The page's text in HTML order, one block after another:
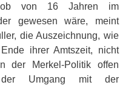
von 16 Jahren im
gewesen wäre, meint
die Auszeichnung, wie
ihrer Amtszeit, nicht
der Merkel-Politik offen
Umgang mit der